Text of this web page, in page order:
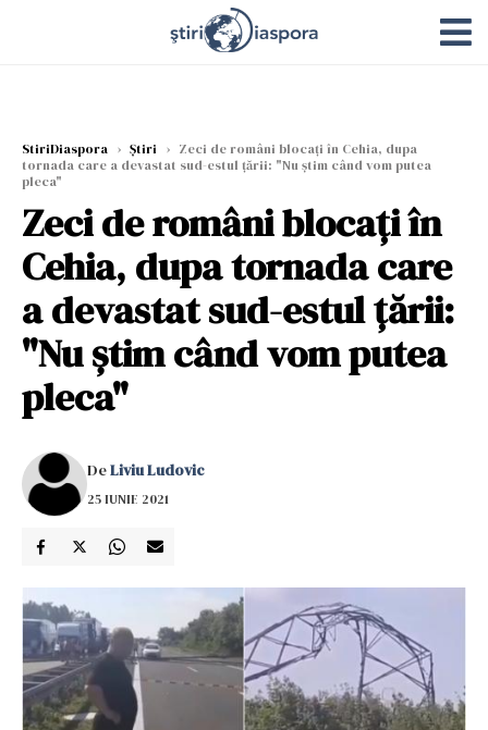
StiriDiaspora › Știri › Zeci de români blocați în Cehia, dupa
tornada care a devastat sud-estul țării: "Nu știm când vom putea
pleca"
Zeci de români blocați în
Cehia, dupa tornada care
a devastat sud-estul țării:
"Nu știm când vom putea
pleca"
DeLiviu Ludovic
25 IUNIE 2021